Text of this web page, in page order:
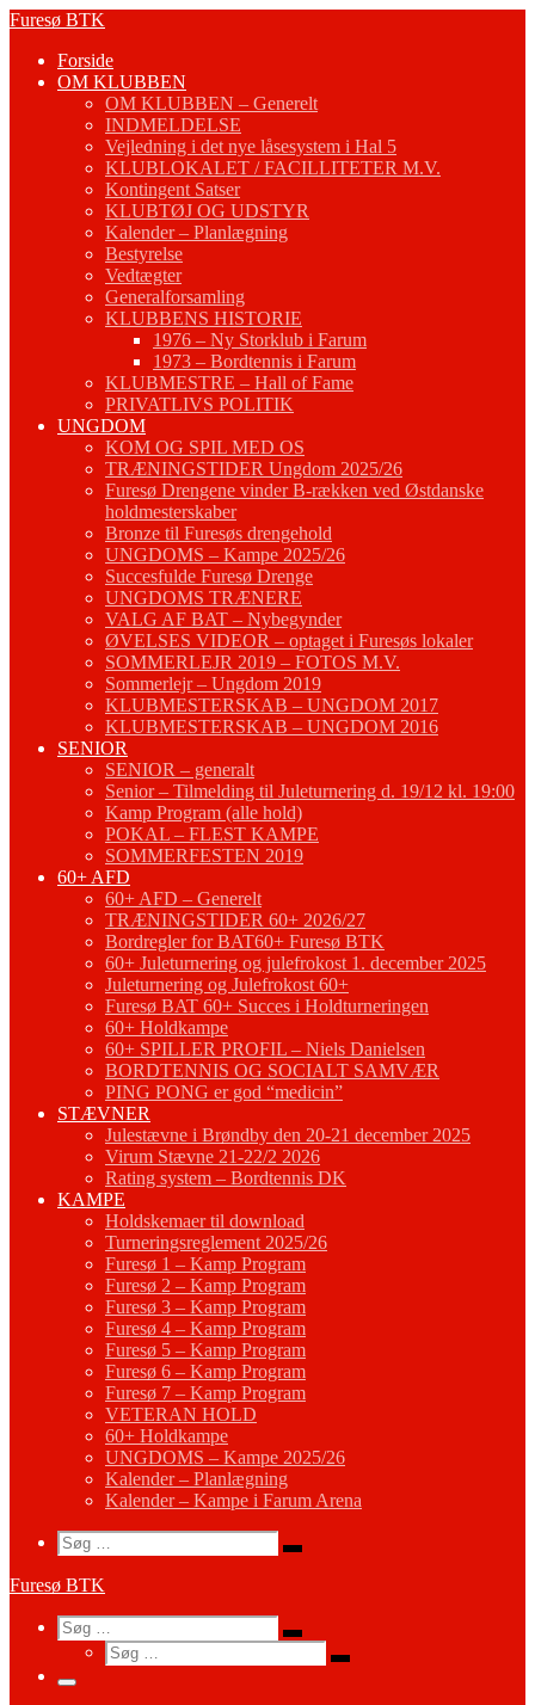
Fortsæt
indhold
Furesø BTK
Forside
OM KLUBBEN
OM KLUBBEN – Generelt
INDMELDELSE
Vejledning i det nye låsesystem i Hal 5
KLUBLOKALET / FACILLITETER M.V.
Kontingent Satser
KLUBTØJ OG UDSTYR
Kalender – Planlægning
Bestyrelse
Vedtægter
Generalforsamling
KLUBBENS HISTORIE
1976 – Ny Storklub i Farum
1973 – Bordtennis i Farum
KLUBMESTRE – Hall of Fame
PRIVATLIVS POLITIK
UNGDOM
KOM OG SPIL MED OS
TRÆNINGSTIDER Ungdom 2025/26
Furesø Drengene vinder B-rækken ved Østdanske
holdmesterskaber
Bronze til Furesøs drengehold
UNGDOMS – Kampe 2025/26
Succesfulde Furesø Drenge
UNGDOMS TRÆNERE
VALG AF BAT – Nybegynder
ØVELSES VIDEOR – optaget i Furesøs lokaler
SOMMERLEJR 2019 – FOTOS M.V.
Sommerlejr – Ungdom 2019
KLUBMESTERSKAB – UNGDOM 2017
KLUBMESTERSKAB – UNGDOM 2016
SENIOR
SENIOR – generalt
Senior – Tilmelding til Juleturnering d. 19/12 kl. 19:00
Kamp Program (alle hold)
POKAL – FLEST KAMPE
SOMMERFESTEN 2019
60+ AFD
60+ AFD – Generelt
TRÆNINGSTIDER 60+ 2026/27
Bordregler for BAT60+ Furesø BTK
60+ Juleturnering og julefrokost 1. december 2025
Juleturnering og Julefrokost 60+
Furesø BAT 60+ Succes i Holdturneringen
60+ Holdkampe
60+ SPILLER PROFIL – Niels Danielsen
BORDTENNIS OG SOCIALT SAMVÆR
PING PONG er god “medicin”
STÆVNER
Julestævne i Brøndby den 20-21 december 2025
Virum Stævne 21-22/2 2026
Rating system – Bordtennis DK
KAMPE
Holdskemaer til download
Turneringsreglement 2025/26
Furesø 1 – Kamp Program
Furesø 2 – Kamp Program
Furesø 3 – Kamp Program
Furesø 4 – Kamp Program
Furesø 5 – Kamp Program
Furesø 6 – Kamp Program
Furesø 7 – Kamp Program
VETERAN HOLD
60+ Holdkampe
UNGDOMS – Kampe 2025/26
Kalender – Planlægning
Kalender – Kampe i Farum Arena
Search
Søg
Søg
Furesø BTK
Search
Søg
Søg
Søg
Søg
Menu